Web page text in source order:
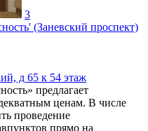
3
(Заневский проспект)
д 65 к 54 этаж
предлагает
ценам. В числе
проведение
прямо на